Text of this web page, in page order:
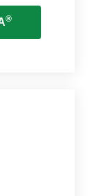
®